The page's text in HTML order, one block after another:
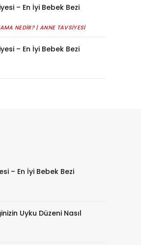
– En İyi Bebek Bezi
NEDIR? | ANNE TAVSIYESI
– En İyi Bebek Bezi
– En İyi Bebek Bezi
Uyku Düzeni Nasıl